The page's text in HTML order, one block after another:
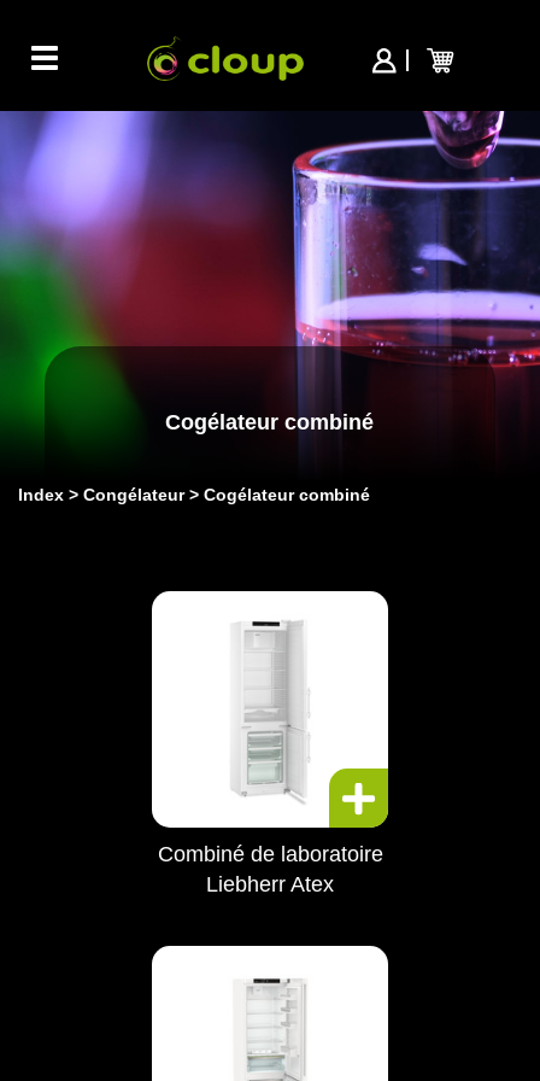
Toggle
navigation
Cogélateur combiné
Index Congélateur Cogélateur combiné
Combiné de laboratoire
Liebherr Atex